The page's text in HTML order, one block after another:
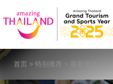
首页 > 特别推荐 > 最新资讯